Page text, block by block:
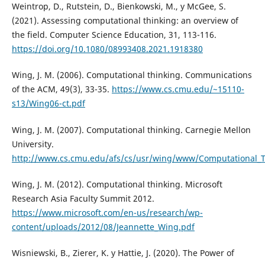
Weintrop, D., Rutstein, D., Bienkowski, M., y McGee, S.
(2021). Assessing computational thinking: an overview of
the field. Computer Science Education, 31, 113-116.
https://doi.org/10.1080/08993408.2021.1918380
Wing, J. M. (2006). Computational thinking. Communications
of the ACM, 49(3), 33-35. https://www.cs.cmu.edu/~15110-
s13/Wing06-ct.pdf
Wing, J. M. (2007). Computational thinking. Carnegie Mellon
University.
http://www.cs.cmu.edu/afs/cs/usr/wing/www/
Wing, J. M. (2012). Computational thinking. Microsoft
Research Asia Faculty Summit 2012.
https://www.microsoft.com/en-us/research/wp-
content/uploads/2012/08/Jeannette_Wing.pdf
Wisniewski, B., Zierer, K. y Hattie, J. (2020). The Power of